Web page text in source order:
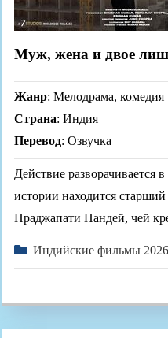
Муж, жена и двое
Жанр: Мелодрама, комедия
Страна: Индия
Перевод: Озвучка
Действие разворачивается
истории находится
Праджапати Пандей, чей
Индийские фильмы 2026